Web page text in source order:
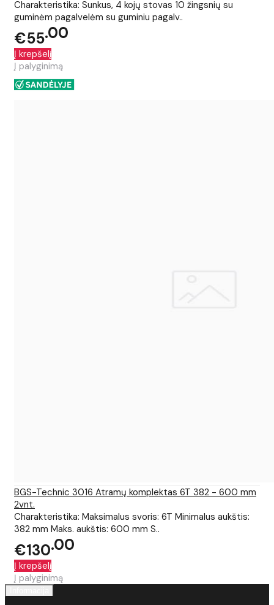
Charakteristika: Sunkus, 4 kojų stovas 10 žingsnių su
guminėm pagalvelėm su guminiu pagalv..
€5500
Į krepšelį
Į palyginimą
BGS-Technic 3016 Atramų komplektas 6T 382 - 600 mm
2vnt.
Charakteristika: Maksimalus svoris: 6T Minimalus aukštis:
382 mm Maks. aukštis: 600 mm S..
€130 00
Į krepšelį
Į palyginimą